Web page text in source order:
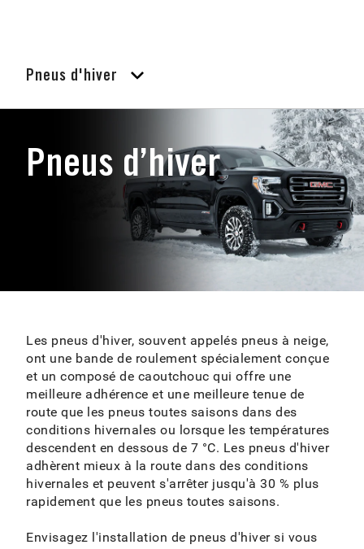
Pneus d'hiver
Pneus d’hiver
Les pneus d'hiver, souvent appelés pneus à neige,
ont une bande de roulement spécialement conçue
et un composé de caoutchouc qui offre une
meilleure adhérence et une meilleure tenue de
route que les pneus toutes saisons dans des
conditions hivernales ou lorsque les températures
descendent en dessous de 7 °C. Les pneus d'hiver
adhèrent mieux à la route dans des conditions
hivernales et peuvent s'arrêter jusqu'à 30 % plus
rapidement que les pneus toutes saisons.
Envisagez l'installation de pneus d'hiver si vous